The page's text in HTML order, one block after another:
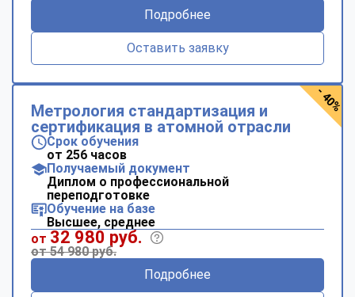
Подробнее
Оставить заявку
Метрология стандартизация и
сертификация в атомной отрасли
Срок обучения
от 256 часов
Получаемый документ
Диплом о профессиональной
переподготовке
Обучение на базе
Высшее, среднее
от 32 980 руб.
от 54 980 руб.
Подробнее
- 40%